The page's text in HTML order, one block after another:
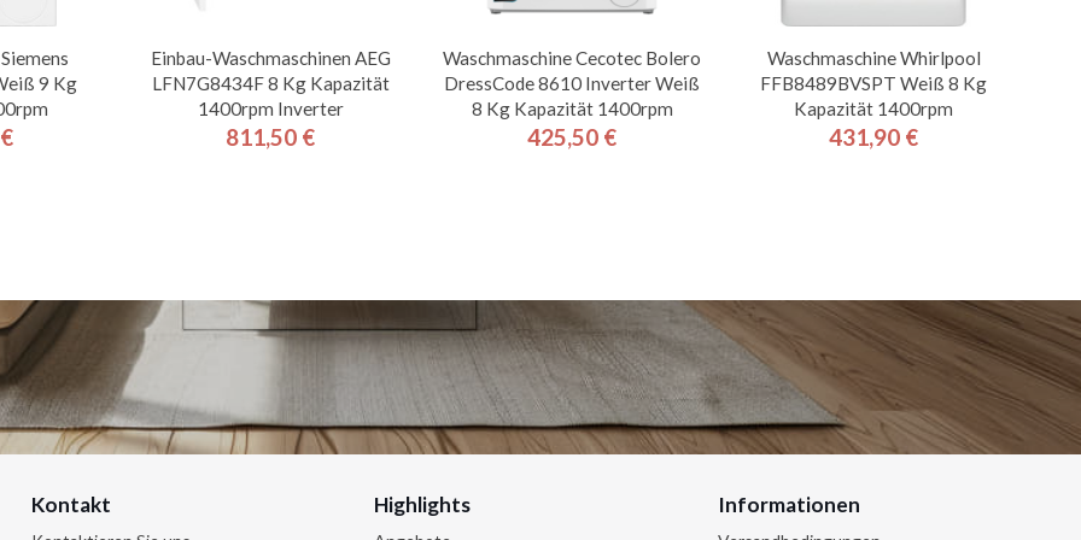
9 Kg
Einbau-Waschmaschinen AEG
LFN7G8434F 8 Kg Kapazität
1400rpm Inverter
Preis
811,50 €
Waschmaschine Cecotec Bolero
DressCode 8610 Inverter Weiß
8 Kg Kapazität 1400rpm
Preis
425,50 €
Waschmaschine Whirlpool
FFB8489BVSPT Weiß 8 Kg
Kapazität 1400rpm
Preis
431,90 €
Kontakt Highlights Informationen